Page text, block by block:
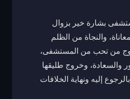
بشارة خير بزوال
والنجاة من الظلم
من تحب من المستشفى،
والسعادة، وخروج طليقها
إليه ونهاية الخلافات